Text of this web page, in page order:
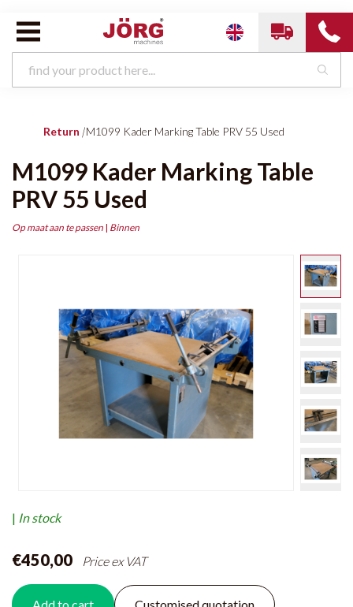
Return |M1099 Kader Marking Table PRV 55 Used
M1099 Kader Marking Table
PRV 55 Used
Op maat aan te passen | Binnen
| In stock
€450,00 Price ex VAT